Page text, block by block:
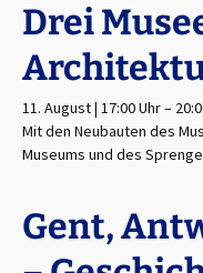
Drei
11. August | 17:00 Uhr–
Mit den Neubauten des
Museums und des
Gent,